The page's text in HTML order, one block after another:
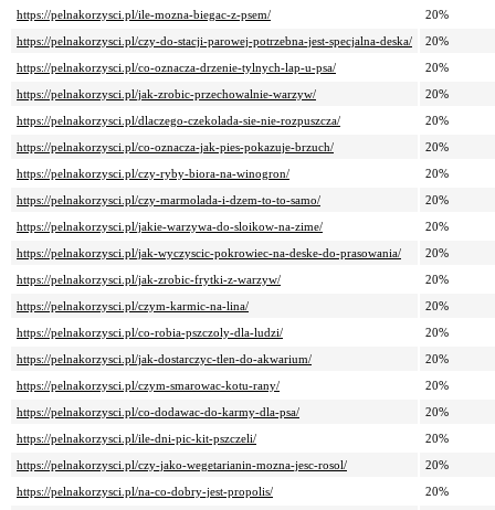
https://pelnakorzysci.pl/ile-mozna-biegac-z-psem/
20%
https://pelnakorzysci.pl/czy-do-stacji-parowej-potrzebna-jest-specjalna-deska/
20%
https://pelnakorzysci.pl/co-oznacza-drzenie-tylnych-lap-u-psa/
20%
https://pelnakorzysci.pl/jak-zrobic-przechowalnie-warzyw/
20%
https://pelnakorzysci.pl/dlaczego-czekolada-sie-nie-rozpuszcza/
20%
https://pelnakorzysci.pl/co-oznacza-jak-pies-pokazuje-brzuch/
20%
https://pelnakorzysci.pl/czy-ryby-biora-na-winogron/
20%
https://pelnakorzysci.pl/czy-marmolada-i-dzem-to-to-samo/
20%
https://pelnakorzysci.pl/jakie-warzywa-do-sloikow-na-zime/
20%
https://pelnakorzysci.pl/jak-wyczyscic-pokrowiec-na-deske-do-prasowania/
20%
https://pelnakorzysci.pl/jak-zrobic-frytki-z-warzyw/
20%
https://pelnakorzysci.pl/czym-karmic-na-lina/
20%
https://pelnakorzysci.pl/co-robia-pszczoly-dla-ludzi/
20%
https://pelnakorzysci.pl/jak-dostarczyc-tlen-do-akwarium/
20%
https://pelnakorzysci.pl/czym-smarowac-kotu-rany/
20%
https://pelnakorzysci.pl/co-dodawac-do-karmy-dla-psa/
20%
https://pelnakorzysci.pl/ile-dni-pic-kit-pszczeli/
20%
https://pelnakorzysci.pl/czy-jako-wegetarianin-mozna-jesc-rosol/
20%
https://pelnakorzysci.pl/na-co-dobry-jest-propolis/
20%